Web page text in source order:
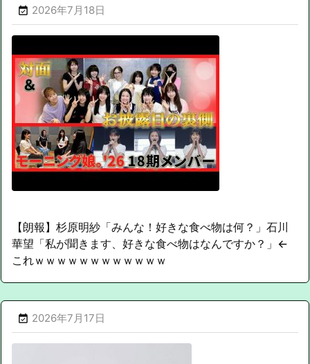
 2026年7月18日
【朗報】杉原明紗「みんな！好きな食べ物は何？」石川
華望「私が聞きます、好きな食べ物はなんですか？」←
これｗｗｗｗｗｗｗｗｗｗｗｗ
 2026年7月17日